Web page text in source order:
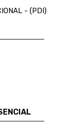
- (PDI)